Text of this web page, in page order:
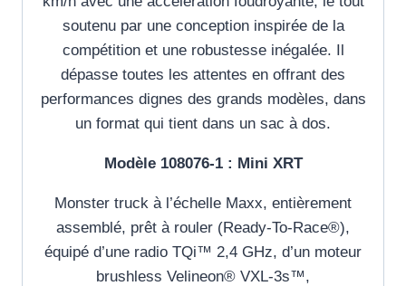
soutenu par une conception inspirée de la
compétition et une robustesse inégalée. Il
dépasse toutes les attentes en offrant des
performances dignes des grands modèles, dans
un format qui tient dans un sac à dos.
Modèle 108076-1 : Mini XRT
Monster truck à l’échelle Maxx, entièrement
assemblé, prêt à rouler (Ready-To-Race®),
équipé d’une radio TQi™ 2,4 GHz, d’un moteur
brushless Velineon® VXL-3s™,